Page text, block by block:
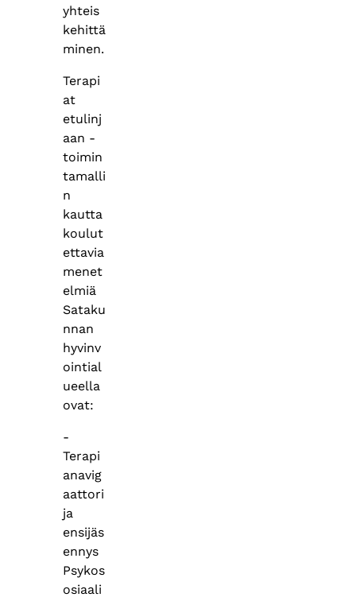
yhteis
kehittä
minen.
Terapi
at
etulinj
aan -
toimin
tamalli
n
kautta
koulut
ettavia
menet
elmiä
Sataku
nnan
hyvinv
ointial
ueella
ovat:
-
Terapi
anavig
aattori
ja
ensijäs
ennys
Psykos
osiaali